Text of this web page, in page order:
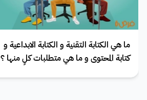
ما هي الكتابة التقنية و الكتابة الابداعية و
كتابة المحتوى و ما هي متطلبات كلٍ منها ؟